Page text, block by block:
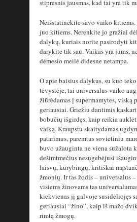
stipresnis jausmas, kad tai yra tik
Neišstatinėkite savo vaiko
juo kitiems. Nerenkite jo gražiai
dalykų, kuriais norite pasirodyti
darykite tik sau. Vaikas yra jums,
dėmesio meilė didesne netampa.
O apie baisius dalykus, su kuo
tėvystėje, tai universalus vaiko
žiūrėdamas į supermamytes, viską
geriausiai. Griežiu dantimis
bobučių išgirdęs, kaip reikia
vaiką. Kraupstu skaitydamas
patarimus, paremtus sovietiniu
buvo užauginta ne viena sužalota
dešimtmečius nesugebėjusi
laisvų, kūrybingų, kritiškai
žmonių. Ir tas žodis – universalus
visiems žinovams tas
kiekvienas jį galvoje susidėliojęs
geriausiai “žino”, kaip iš mažo
rimtą žmogų.